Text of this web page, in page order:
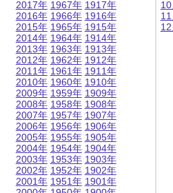
2017年
2016年
2015年
2014年
2013年
2012年
2011年
2010年
2009年
2008年
2007年
2006年
2005年
2004年
2003年
2002年
2001年
1967年
1966年
1965年
1964年
1963年
1962年
1961年
1960年
1959年
1958年
1957年
1956年
1955年
1954年
1953年
1952年
1951年
1917年
1916年
1915年
1914年
1913年
1912年
1911年
1910年
1909年
1908年
1907年
1906年
1905年
1904年
1903年
1902年
1901年